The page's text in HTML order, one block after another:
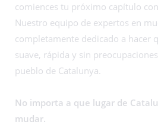
comiences tu próximo capítulo
Nuestro equipo de expertos en
completamente dedicado a hacer
suave, rápida y sin
pueblo de Catalunya.
No importa a que lugar de
mudar.